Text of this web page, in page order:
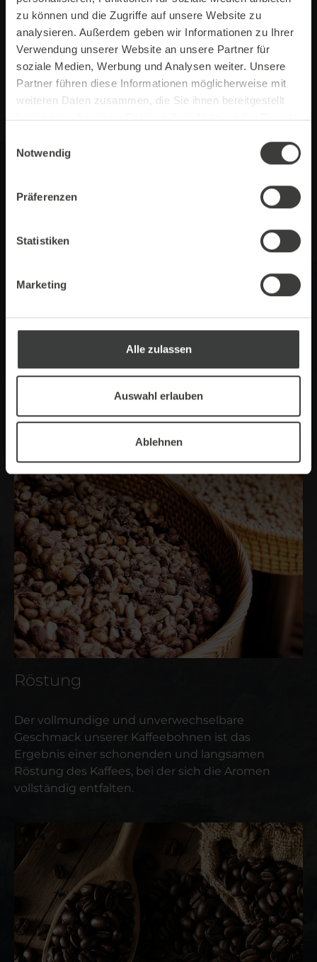
zu können und die Zugriffe auf unsere Website zu
analysieren. Außerdem geben wir Informationen zu Ihrer
Verwendung unserer Website an unsere Partner für
soziale Medien, Werbung und Analysen weiter. Unsere
Partner führen diese Informationen möglicherweise mit
weiteren Daten zusammen, die Sie ihnen bereitgestellt
haben oder die sie im Rahmen Ihrer Nutzung der Dienste
Notwendig
Präferenzen
Statistiken
Marketing
Alle zulassen
Auswahl erlauben
Ablehnen
Peru, Honduras, Äthiopien und Vietnam
verwendet.
Ausgewählt mit höchster Sorgfalt, werden nur die
genutzt. So garantieren wir Ihnen ein Produkt, das
höchste Ansprüche an Qualität und Geschmack
Röstung
Der vollmundige und unverwechselbare
Geschmack unserer Kaffeebohnen ist das
Ergebnis einer schonenden und langsamen
Röstung des Kaffees, bei der sich die Aromen
vollständig entfalten.